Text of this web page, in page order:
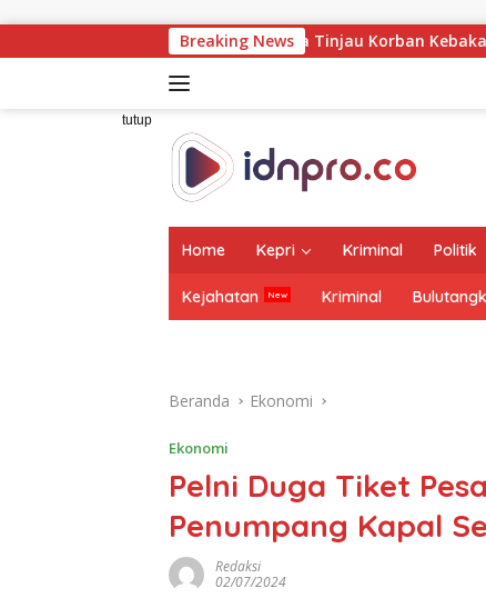
konten
Breaking News
Raharja Tinjau Korban Kebakaran KM Mutiara Sentosa II
tutup
Home Kepri Kriminal Politik
Kejahatan Kriminal
Beranda Ekonomi
Ekonomi
Pelni Duga Tiket
Penumpang Kapal
Redaksi
02/07/2024